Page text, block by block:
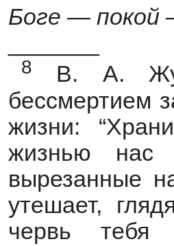
Боге — покой
8
В. А.
бессмертием
жизни:
жизнью нас
вырезанные
утешает,
червь